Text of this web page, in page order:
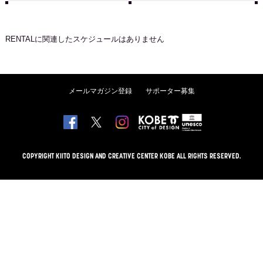
RENTAL に関連したスケジュールはありません
メールマガジン登録 サポーター募集
COPYRIGHT KIITO DESIGN AND CREATIVE CENTER KOBE ALL RIGHTS RESERVED.